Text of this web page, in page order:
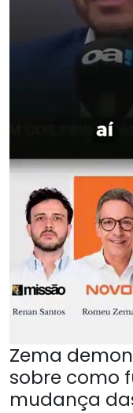
Zema
sobre como
mudança